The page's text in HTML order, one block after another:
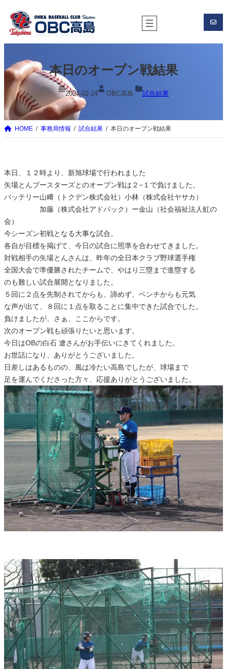
を
ス
ッ
本日のオープン戦結果
2024-02-24 OBC高島 試合結果
HOME 事務局情報 試合結果 本日のオープン戦結果
本日、１２時より、新旭球場で行われました
矢場とんブースターズとのオープン戦は２−１で負けました。
バッテリー山﨑（トクデン株式会社）小林（株式会社ヤサカ）
加藤（株式会社アドパック）ー金山（社会福祉法人虹の
会）
今シーズン初戦となる大事な試合。
各自が目標を掲げて、今日の試合に照準を合わせてきました。
対戦相手の矢場とんさんは、昨年の全日本クラブ野球選手権
全国大会で準優勝されたチームで、やはり三塁まで進塁する
のも難しい試合展開となりました。
５回に２点を先制されてからも、諦めず、ベンチからも元気
な声が出て、８回に１点を取ることに集中できた試合でした。
負けましたが、さぁ、ここからです。
次のオープン戦も頑張りたいと思います。
今日はOBの白石 遼さんがお手伝いにきてくれました。
お世話になり、ありがとうございました。
日差しはあるものの、風は冷たい高島でしたが、球場まで
足を運んでくださった方々、応援ありがとうございました。